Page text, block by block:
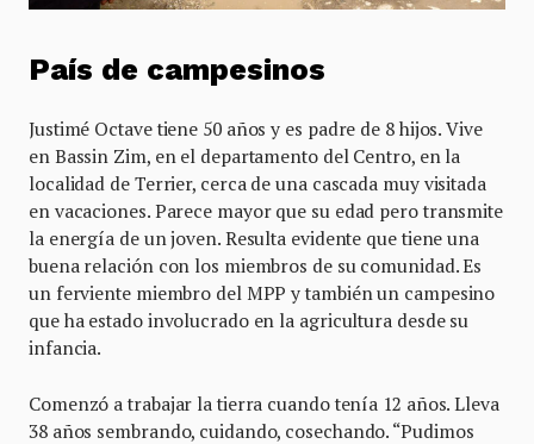
País de campesinos
Justimé Octave tiene 50 años y es padre de 8 hijos. Vive
en Bassin Zim, en el departamento del Centro, en la
localidad de Terrier, cerca de una cascada muy visitada
en vacaciones. Parece mayor que su edad pero transmite
la energía de un joven. Resulta evidente que tiene una
buena relación con los miembros de su comunidad. Es
un ferviente miembro del MPP y también un campesino
que ha estado involucrado en la agricultura desde su
infancia.
Comenzó a trabajar la tierra cuando tenía 12 años. Lleva
38 años sembrando, cuidando, cosechando. “Pudimos